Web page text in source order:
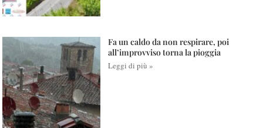
Fa un caldo da non respirare, poi
all’improvviso torna la pioggia
Leggi di più »